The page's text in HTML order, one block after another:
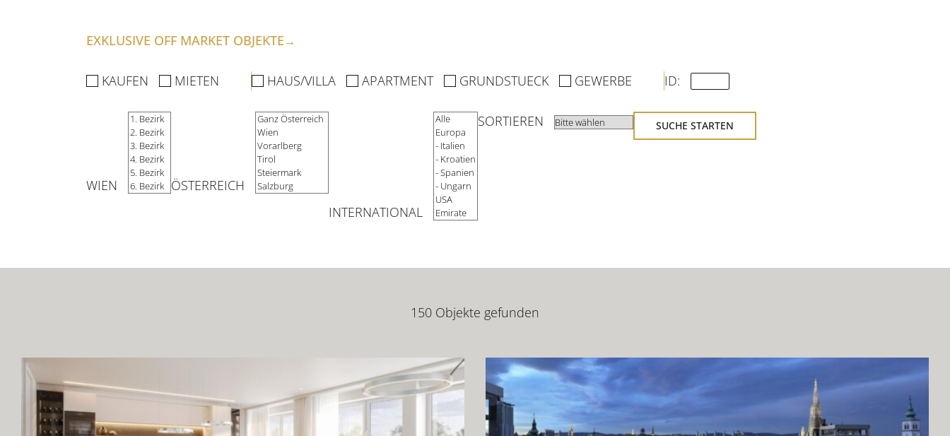
LEISTUNGEN
UNTERNEHMEN
FÜR ABGEBER
FÜR DEVELOPER
EXKLUSIVE OFF MARKET OBJEKTE→
KAUFEN MIETEN HAUS/VILLA APARTMENT GRUNDSTUECK GEWERBE ID:
WIEN
ÖSTERREICH
INTERNATIONAL
SORTIEREN SUCHE STARTEN
150 Objekte gefunden